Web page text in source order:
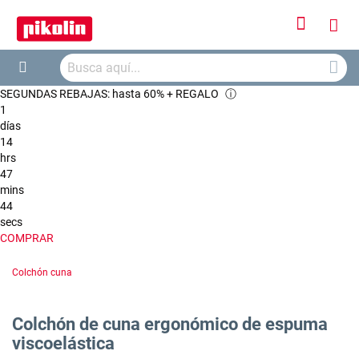
Iniciar
Buscar
SEGUNDAS REBAJAS: hasta 60% + REGALO ⓘ
1
días
14
hrs
47
mins
44
secs
COMPRAR
Colchón cuna
Colchón de cuna ergonómico de espuma
viscoelástica